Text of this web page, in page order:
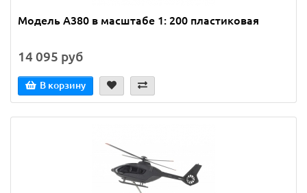
Модель А380 в масштабе 1: 200 пластиковая
14 095 руб
В корзину